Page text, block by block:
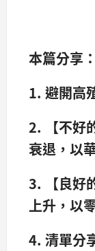
本篇分享：
1. 避開高
2. 【不好
衰退，以
3. 【良好
上升，以
4. 清單分